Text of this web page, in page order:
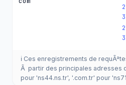
ℹ️ Ces enregistrements de
Ã partir des principales adresses
pour 'ns44.ns.tr', '.com.tr' pour